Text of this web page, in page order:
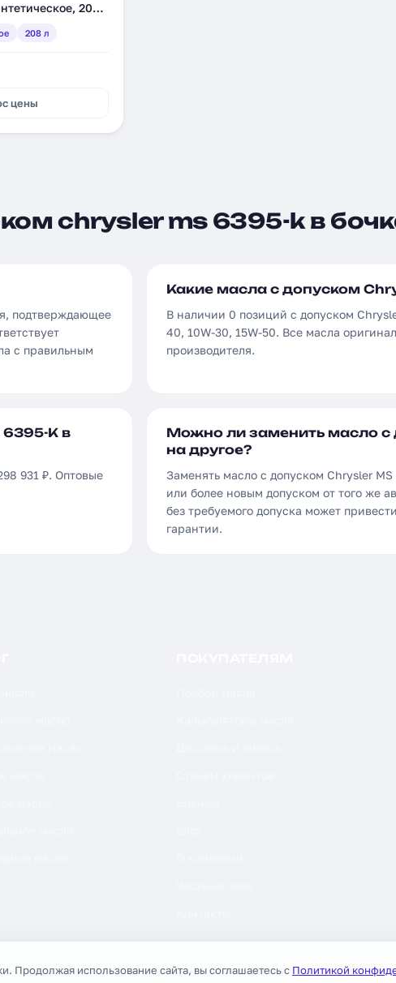
208
208 л
цены
chrysler ms 6395-k в
подтверждающее
с правильным
Какие масла с допуском
В наличии 0 позиций с допуском
40, 10W-30, 15W-50. Все масла
производителя.
K в
931 ₽. Оптовые
Можно ли заменить масло с
на другое?
Заменять масло с допуском Chrysler
или более новым допуском от того же
без требуемого допуска может
гарантии.
Продолжая использование сайта, вы соглашаетесь с Политикой